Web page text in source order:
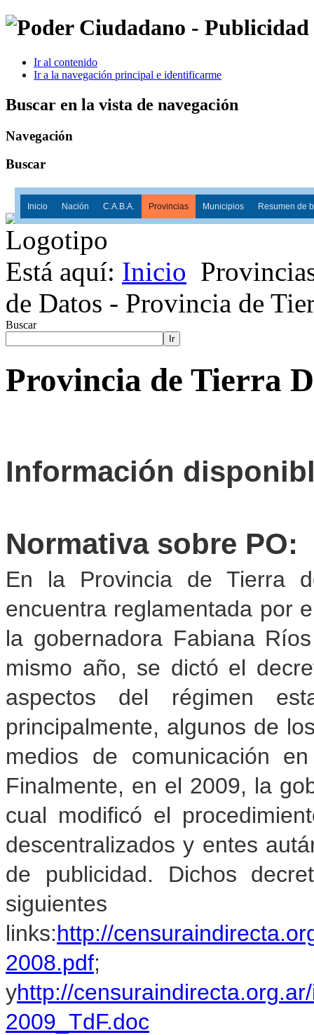
Ir al contenido
Ir a la navegación principal e identificarme
Buscar en la vista de navegación
Navegación
Buscar
Inicio Nación C.A.B.A. Provincias Municipios Resumen de
Está aquí: Inicio
de Datos - Provincia de
Buscar
Ir
Provincia de Tierra
Información
Normativa sobre PO:
En la Provincia de Tierra
encuentra reglamentada por
la gobernadora Fabiana
mismo año, se dictó el
aspectos del régimen
principalmente, algunos de
medios de comunicación
Finalmente, en el 2009, la
cual modificó el
descentralizados y entes
de publicidad. Dichos
siguientes
links:http://
2008.pdf;
yhttp://
2009_TdF.doc